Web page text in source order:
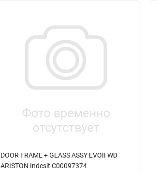
DOOR FRAME + GLASS ASSY EVOII WD
ARISTON Indesit C00097374